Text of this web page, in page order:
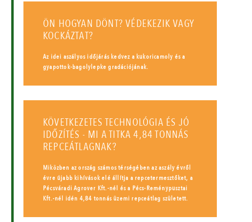
ÖN HOGYAN DÖNT? VÉDEKEZIK VAGY
KOCKÁZTAT?
Az idei aszályos időjárás kedvez a kukoricamoly és a
gyapottok-bagolylepke gradációjának.
KÖVETKEZETES TECHNOLÓGIA ÉS JÓ
IDŐZÍTÉS - MI A TITKA 4,84 TONNÁS
REPCEÁTLAGNAK?
Miközben az ország számos térségében az aszály évről
évre újabb kihívások elé állítja a repcetermesztőket, a
Pécsváradi Agrover Kft.-nél és a Pécs-Reménypusztai
Kft.-nél idén 4,84 tonnás üzemi repceátlag született.